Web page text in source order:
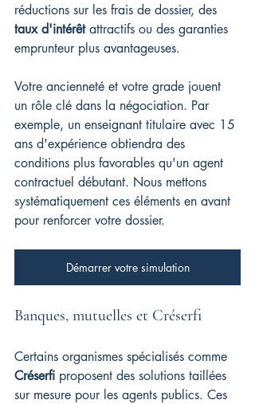
réductions sur les frais de dossier, des
taux d'intérêt attractifs ou des garanties
emprunteur plus avantageuses.
Votre ancienneté et votre grade jouent
un rôle clé dans la négociation. Par
exemple, un enseignant titulaire avec 15
ans d'expérience obtiendra des
conditions plus favorables qu'un agent
contractuel débutant. Nous mettons
systématiquement ces éléments en avant
pour renforcer votre dossier.
Démarrer votre simulation
Banques, mutuelles et Créserfi
Certains organismes spécialisés comme
Créserfi proposent des solutions taillées
sur mesure pour les agents publics. Ces